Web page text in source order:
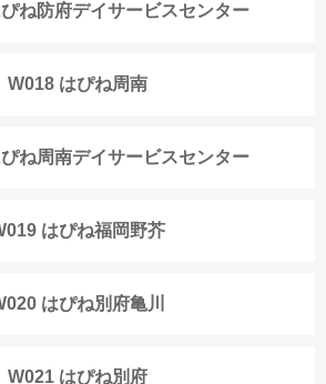
ね防府デイサービスセンター
W018 はぴね周南
ね周南デイサービスセンター
はぴね福岡野芥
はぴね別府亀川
W021 はぴね別府